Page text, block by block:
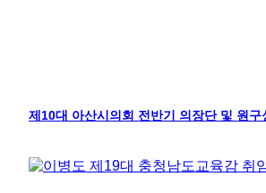
제10대 아산시의회 전반기 의장단 및 원구